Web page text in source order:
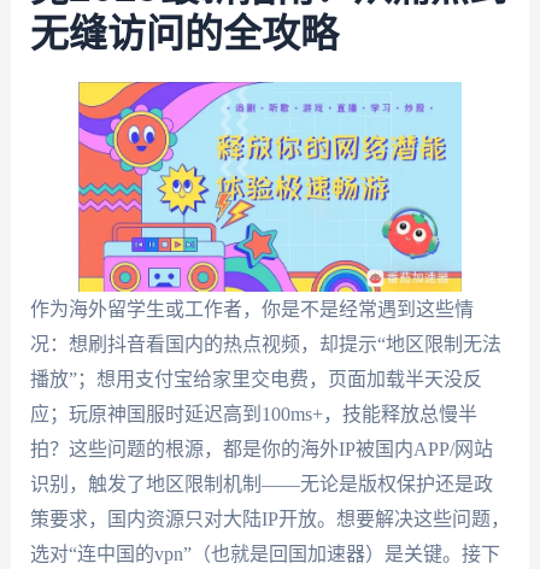
无缝访问的全攻略
作为海外留学生或工作者，你是不是经常遇到这些情
况：想刷抖音看国内的热点视频，却提示“地区限制无法
播放”；想用支付宝给家里交电费，页面加载半天没反
应；玩原神国服时延迟高到100ms+，技能释放总慢半
拍？这些问题的根源，都是你的海外IP被国内APP/网站
识别，触发了地区限制机制——无论是版权保护还是政
策要求，国内资源只对大陆IP开放。想要解决这些问题，
选对“连中国的vpn”（也就是回国加速器）是关键。接下